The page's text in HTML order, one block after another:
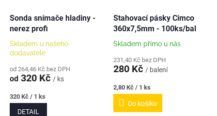
Sonda snímače hladiny -
nerez profi
Skladem u našeho
dodavatele
od 264,46 Kč bez DPH
od 320 Kč / ks
Měrná
cena:
320 Kč / 1 ks
DETAIL
Stahovací pásky Cimco
360x7,5mm - 100ks/bal
Skladem přímo u nás
231,40 Kč bez DPH
280 Kč / balení
Měrná
cena:
2,80 Kč / 1 ks
Do košíku